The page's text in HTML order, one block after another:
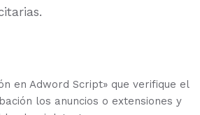
en Adword Script» que verifique el
los anuncios o extensiones y